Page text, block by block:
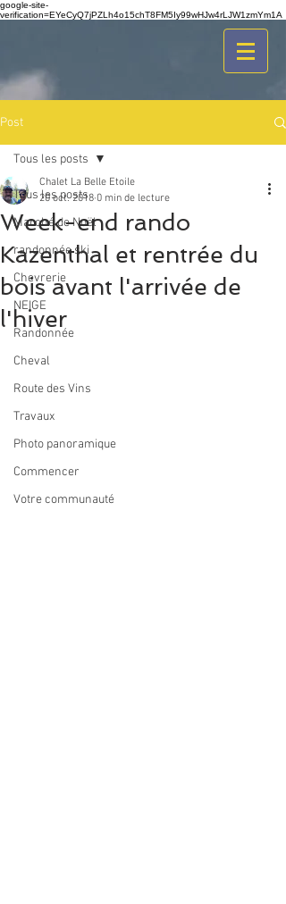
google-site-
verification=EYeCyQ7jPZLh4o15chT8FM5Iy99wHJw4rLJW1zmYm1A
Post
Tous les posts
Marché de Noël
randonnée ski
Chevrerie
NEIGE
Randonnée
Cheval
Route des Vins
Travaux
Photo panoramique
Commencer
Votre communauté
Tous les posts
Week-end rando
Kazenthal et rentrée du
bois avant l'arrivée de
l'hiver
Chalet La Belle Etoile
20 oct. 2018 0 min de lecture